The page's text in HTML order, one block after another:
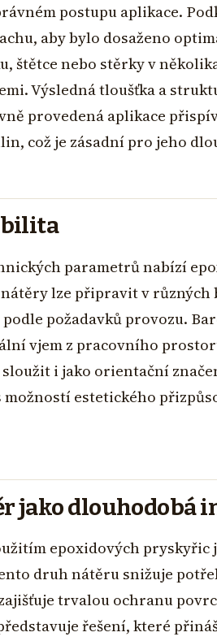
postupu aplikace.
aby bylo dosaženo
štětce nebo stěrky v
Výsledná tloušťka a
provedená aplikace
což je zásadní pro jeho
parametrů nabízí
lze připravit v různých
požadavků provozu.
vjem z pracovního
i jako orientační
možností estetického
jako dlouhodobá
epoxidových
druh nátěru snižuje
trvalou ochranu
řešení, které